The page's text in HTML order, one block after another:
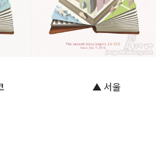
시스코 ▲ 서울